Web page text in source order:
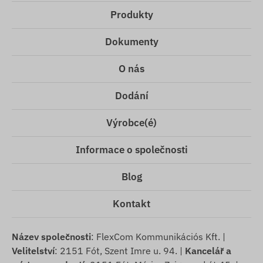
Produkty
Dokumenty
O nás
Dodání
Výrobce(é)
Informace o společnosti
Blog
Kontakt
Název společnosti: FlexCom Kommunikációs Kft. |
Velitelství: 2151 Fót, Szent Imre u. 94. | Kancelář a